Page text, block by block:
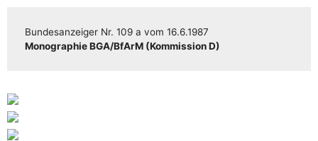
Bun­des­an­zei­ger Nr. 109 a vom 16.6.1987
Mono­gra­phie BGA/​​BfArM (Kom­mis­si­on D)